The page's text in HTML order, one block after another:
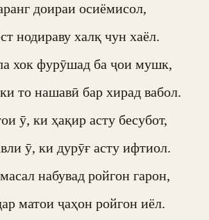
доираи осиёмисол,
нодираву халқ чун хаёл.
хок фурӯшад ба ҷои мушк,
то нашавӣ бар хирад вабол.
ӯ, ки ҳақир асту бесубот,
ӯ, ки дурӯғ асту ифтиол.
набувад ройгон гарон,
матои ҷаҳон ройгон иёл.